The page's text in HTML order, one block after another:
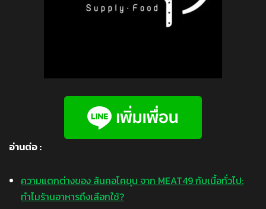
อ่านต่อ :
ความแตกต่างของ สันคอโคขุน จาก MEAT49 กับเนื้อทั่วไป:
ทำไมร้านอาหารถึงเลือกใช้?